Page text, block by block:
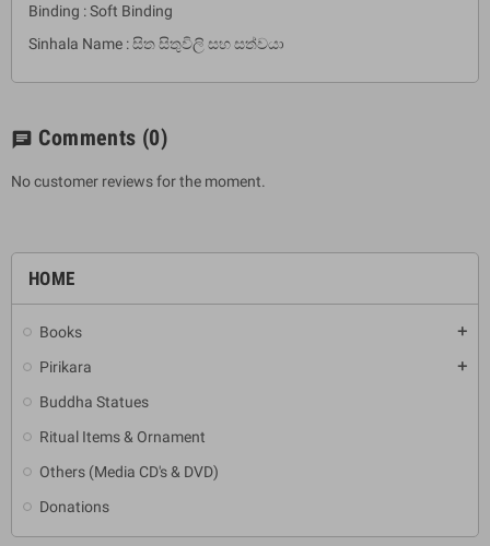
HOME
Books add
Pirikara add
Buddha Statues
Ritual Items & Ornament
Others (Media CD's & DVD)
Donations
Binding : Soft Binding
Sinhala Name : සිත සිතුවිලි සහ සත්වයා
chat Comments (0)
No customer reviews for the moment.